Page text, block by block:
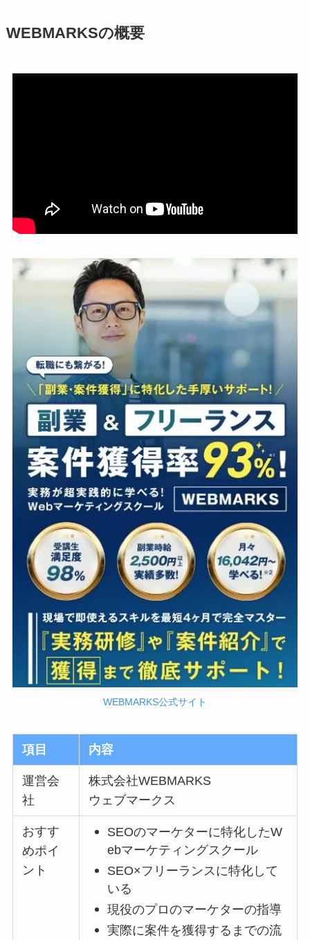
WEBMARKSの概要
WEBMARKS公式サイト
項目 内容
運営会
社
株式会社WEBMARKS
ウェブマークス
おすす
めポイ
ント
SEOのマーケターに特化したW
ebマーケティングスクール
SEO×フリーランスに特化して
いる
現役のプロのマーケターの指導
実際に案件を獲得するまでの流